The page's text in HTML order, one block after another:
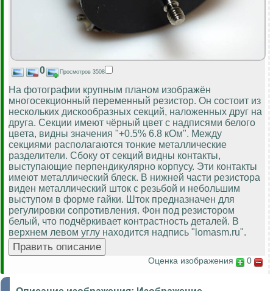
0 Просмотров 3508
На фотографии крупным планом изображён
многосекционный переменный резистор. Он состоит из
нескольких дискообразных секций, наложенных друг на
друга. Секции имеют чёрный цвет с надписями белого
цвета, видны значения "+0.5% 6.8 кОм". Между
секциями располагаются тонкие металлические
разделители. Сбоку от секций видны контакты,
выступающие перпендикулярно корпусу. Эти контакты
имеют металлический блеск. В нижней части резистора
виден металлический шток с резьбой и небольшим
выступом в форме гайки. Шток предназначен для
регулировки сопротивления. Фон под резистором
белый, что подчёркивает контрастность деталей. В
верхнем левом углу находится надпись "lomasm.ru".
Оценка изображения 0